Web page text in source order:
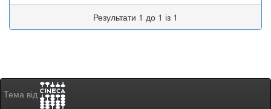
Результати 1 до 1 із 1
Тема від